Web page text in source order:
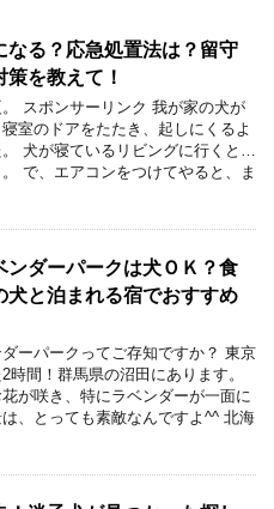
なる？応急処置法は？留守
を教えて！
スポンサーリンク 我が家の犬が
室のドアをたたき、起しにくるよ
犬が寝ているリビングに行くと…
で、エアコンをつけてやると、ま
ンダーパークは犬ＯＫ？食
犬と泊まれる宿でおすすめ
ーパークってご存知ですか？ 東京
時間！群馬県の沼田にあります。
が咲き、特にラベンダーが一面に
、とっても素敵なんですよ^^ 北海